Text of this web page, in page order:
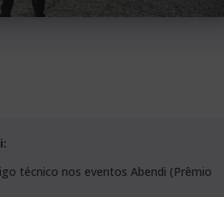
técnico nos eventos Abendi (Prêmio